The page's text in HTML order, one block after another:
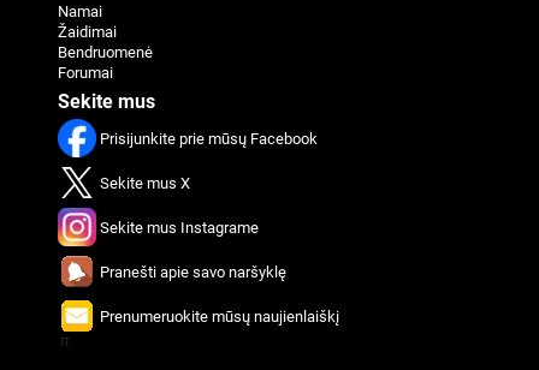
Namai
Žaidimai
Bendruomenė
Forumai
Sekite mus
Prisijunkite prie mūsų Facebook
Sekite mus X
Sekite mus Instagrame
Pranešti apie savo naršyklę
Prenumeruokite mūsų naujienlaiškį
π